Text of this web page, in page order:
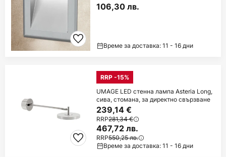
106,30 лв.
Време за доставка: 11 - 16 дни
RRP -15%
UMAGE LED стенна лампа Asteria Long,
сива, стомана, за директно свързване
239,14 €
RRP281,34 €
467,72 лв.
RRP550,25 лв.
Време за доставка: 11 - 16 дни